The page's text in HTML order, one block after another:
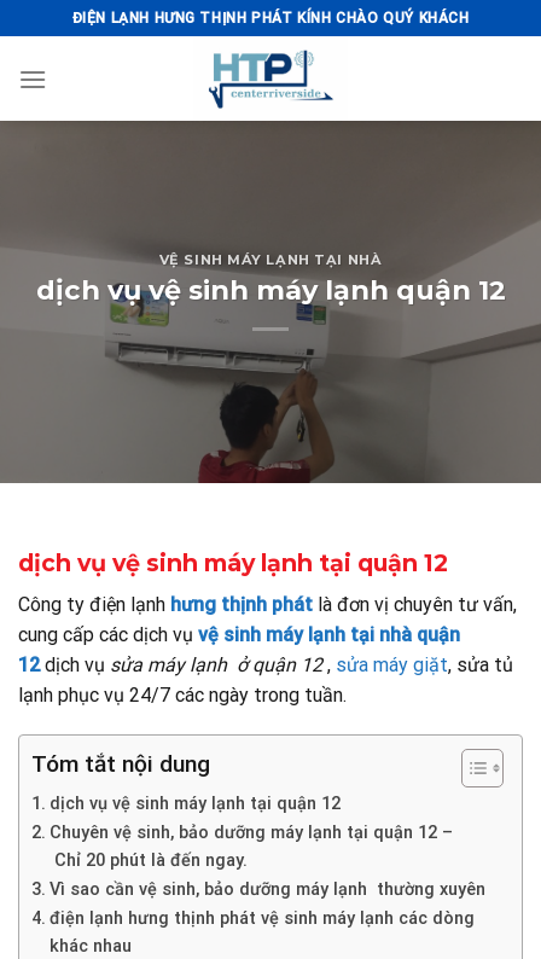
to
content
ĐIỆN LẠNH HƯNG THỊNH PHÁT KÍNH CHÀO QUÝ KHÁCH
VỆ SINH MÁY LẠNH TẠI NHÀ
dịch vụ vệ sinh máy lạnh quận 12
dịch vụ vệ sinh máy lạnh tại quận 12
Công ty điện lạnh hưng thịnh phát là đơn vị chuyên tư vấn,
cung cấp các dịch vụ vệ sinh máy lạnh tại nhà quận
12dịch vụ sửa máy lạnh ở quận 12, sửa máy giặt, sửa tủ
lạnh phục vụ 24/7 các ngày trong tuần.
Tóm tắt nội dung
dịch vụ vệ sinh máy lạnh tại quận 12
Chuyên vệ sinh, bảo dưỡng máy lạnh tại quận 12 –
Chỉ 20 phút là đến ngay.
Vì sao cần vệ sinh, bảo dưỡng máy lạnh thường xuyên
điện lạnh hưng thịnh phát vệ sinh máy lạnh các dòng
khác nhau